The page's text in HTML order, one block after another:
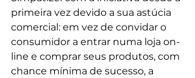
primeira vez devido a sua astúcia
comercial: em vez de convidar o
consumidor a entrar numa loja on-
line e comprar seus produtos, com
chance mínima de sucesso, a